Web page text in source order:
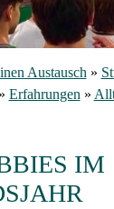
Austausch»
Erfahrungen»
IM